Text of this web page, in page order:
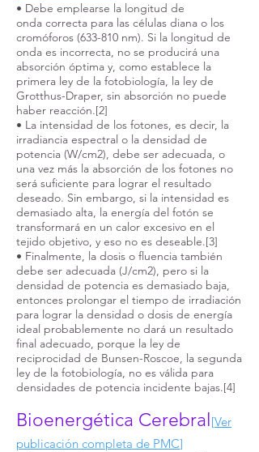
• Debe emplearse la longitud de
onda correcta para las células diana o los
cromóforos (633-810 nm). Si la longitud de
onda es incorrecta, no se producirá una
absorción óptima y, como establece la
primera ley de la fotobiología, la ley de
Grotthus-Draper, sin absorción no puede
haber reacción.[2]
• La intensidad de los fotones, es decir, la
irradiancia espectral o la densidad de
potencia (W/cm2), debe ser adecuada, o
una vez más la absorción de los fotones no
será suficiente para lograr el resultado
deseado. Sin embargo, si la intensidad es
demasiado alta, la energía del fotón se
transformará en un calor excesivo en el
tejido objetivo, y eso no es deseable.[3]
• Finalmente, la dosis o fluencia también
debe ser adecuada (J/cm2), pero si la
densidad de potencia es demasiado baja,
entonces prolongar el tiempo de irradiación
para lograr la densidad o dosis de energía
ideal probablemente no dará un resultado
final adecuado, porque la ley de
reciprocidad de Bunsen-Roscoe, la segunda
ley de la fotobiología, no es válida para
densidades de potencia incidente bajas.[4]
Bioenergética Cerebral [Ver
publicación completa de PMC]